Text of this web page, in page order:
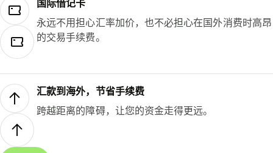
国际借记卡
永远不用担心汇率加价，也不必担心在国外消费时高昂
的交易手续费。
汇款到海外，节省手续费
跨越距离的障碍，让您的资金走得更远。